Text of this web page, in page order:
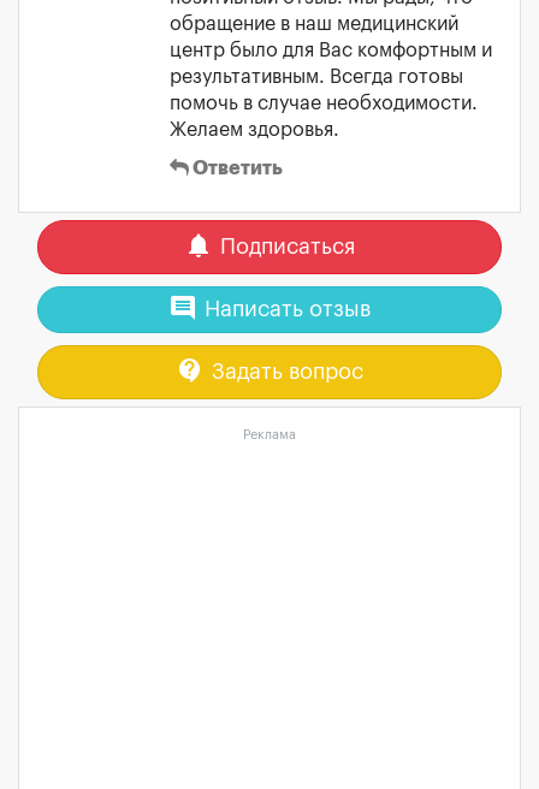
обращение в наш медицинский
центр было для Вас комфортным и
результативным. Всегда готовы
помочь в случае необходимости.
Желаем здоровья.
Ответить
notifications Подписаться
comment Написать отзыв
contact_support Задать вопрос
Реклама